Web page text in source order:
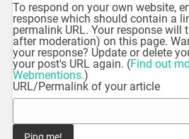
To respond on your own website,
response which should contain a
permalink URL. Your response will
after moderation) on this page.
your response? Update or delete
your post's URL again. (Find out
Webmentions.)
URL/Permalink of your article